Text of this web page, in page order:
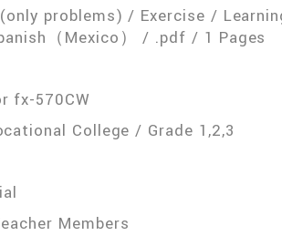
problems) / Exercise /
（Mexico） / .pdf / 1 Pages
fx-570CW
College / Grade 1,2,3
Members